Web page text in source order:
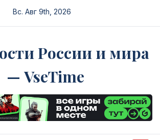
Вс. Авг 9th, 2026
России и мира
— VseTime